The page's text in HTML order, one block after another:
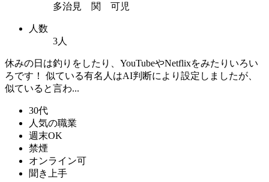
多治見 関 可児
人数
3人
休みの日は釣りをしたり、YouTubeやNetflixをみたりいろい
ろです！ 似ている有名人はAI判断により設定しましたが、
似ていると言わ...
30代
人気の職業
週末OK
禁煙
オンライン可
聞き上手